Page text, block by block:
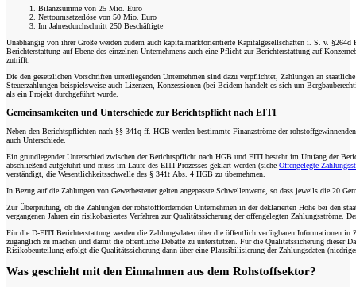
Bilanzsumme von 25 Mio. Euro
Nettoumsatzerlöse von 50 Mio. Euro
Im Jahresdurchschnitt 250 Beschäftigte
Unabhängig von ihrer Größe werden zudem auch kapitalmarktorientierte Kapitalgesellschaften i. S. v.
Berichterstattung auf Ebene des einzelnen Unternehmens auch eine Pflicht zur Berichterstattung auf
zutrifft.
Die den gesetzlichen Vorschriften unterliegenden Unternehmen sind dazu verpflichtet, Zahlungen an
Steuerzahlungen beispielsweise auch Lizenzen, Konzessionen (bei Beidem handelt es sich um
als ein Projekt durchgeführt wurde.
Gemeinsamkeiten und Unterschiede zur Berichtspflicht nach EITI
Neben den Berichtspflichten nach §§ 341q ff. HGB werden bestimmte Finanzströme der
auch Unterschiede.
Ein grundlegender Unterschied zwischen der Berichtspflicht nach HGB und EITI besteht im Umfang der
abschließend aufgeführt und muss im Laufe des EITI Prozesses geklärt werden (siehe Offengelegte
verständigt, die Wesentlichkeitsschwelle des § 341t Abs. 4 HGB zu übernehmen.
In Bezug auf die Zahlungen von Gewerbesteuer gelten angepasste Schwellenwerte, so dass jeweils die 20
Zur Überprüfung, ob die Zahlungen der rohstofffördernden Unternehmen in der deklarierten Höhe bei den
vergangenen Jahren ein risikobasiertes Verfahren zur Qualitätssicherung der offengelegten
Für die D-EITI Berichterstattung werden die Zahlungsdaten über die öffentlich verfügbaren Informationen
zugänglich zu machen und damit die öffentliche Debatte zu unterstützen. Für die Qualitätssicherung dieser
Risikobeurteilung erfolgt die Qualitätssicherung dann über eine Plausibilisierung der Zahlungsdaten
Was geschieht mit den Einnahmen aus dem Rohstoffsektor?